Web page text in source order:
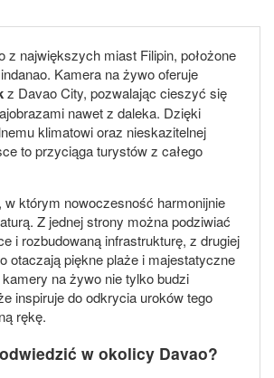
z największych miast Filipin, położone
Kamera na żywo oferuje
z Davao City, pozwalając cieszyć się
nawet z daleka. Dzięki
klimatowi oraz nieskazitelnej
to przyciąga turystów z całego
w którym nowoczesność harmonijnie
Z jednej strony można podziwiać
i rozbudowaną infrastrukturę, z drugiej
otaczają piękne plaże i majestatyczne
na żywo nie tylko budzi
inspiruje do odkrycia uroków tego
rękę.
w okolicy Davao?